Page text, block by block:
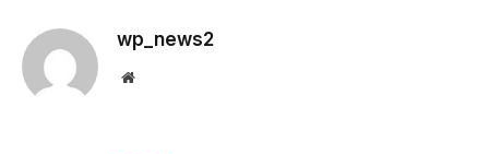
wp_news2
Website